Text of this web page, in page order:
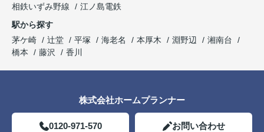
相鉄いずみ野線
江ノ島電鉄
駅から探す
茅ケ崎
辻堂 平塚 海老名 本厚木 淵野辺
湘南台
橋本
藤沢 香川
株式会社ホームプランナー
0120-971-570 お問い合わせ